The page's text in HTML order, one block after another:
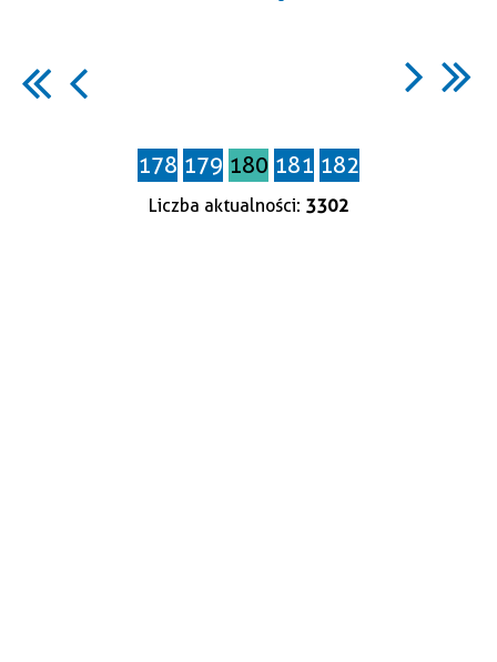
Data
publikacji
178 179 180 181 182
Liczba aktualności: 3302